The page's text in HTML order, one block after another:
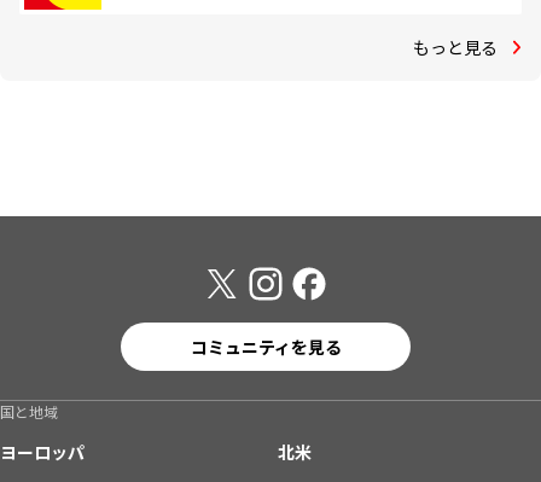
もっと見る
コミュニティを見る
国と地域
ヨーロッパ
北米